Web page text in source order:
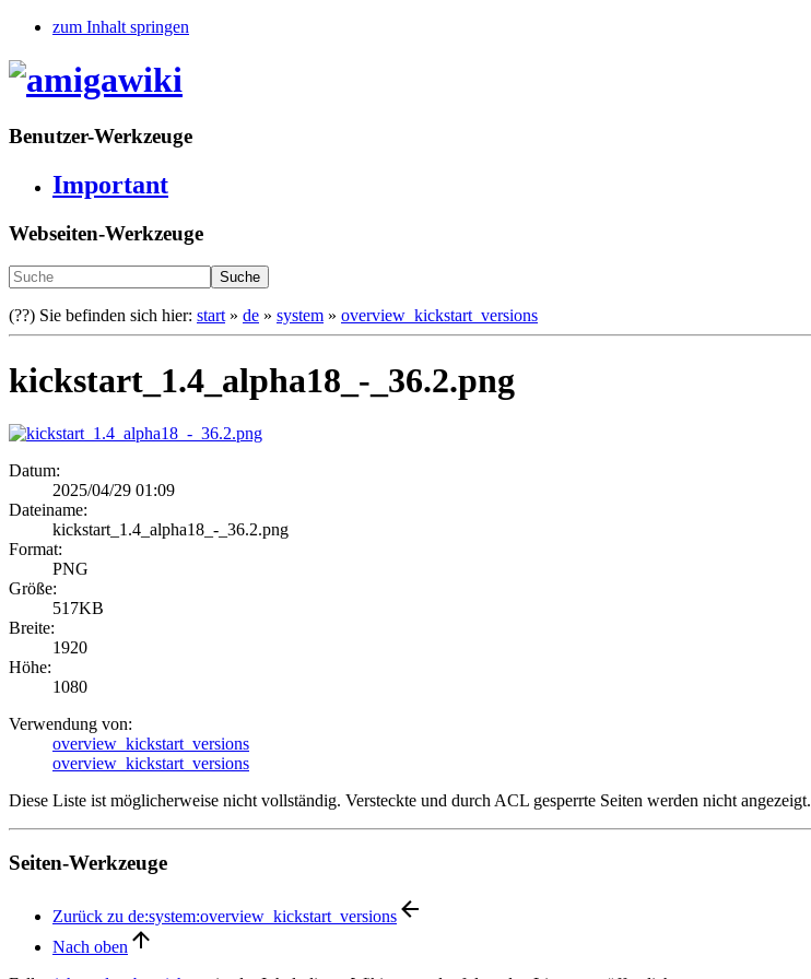
zum Inhalt springen
Benutzer-Werkzeuge
Important
Webseiten-Werkzeuge
Suche
(??) Sie befinden sich hier: start» de » system » overview_kickstart_versions
kickstart_1.4_alpha18_-_36.2.png
Datum:
2025/04/29 01:09
Dateiname:
kickstart_1.4_alpha18_-_36.2.png
Format:
PNG
Größe:
517KB
Breite:
1920
Höhe:
1080
Verwendung von:
overview_kickstart_versions
overview_kickstart_versions
Diese Liste ist möglicherweise nicht vollständig. Versteckte und durch ACL gesperrte Seiten werden nicht angezeigt.
Seiten-Werkzeuge
Zurück zu de:system:overview_kickstart_versions
Nach oben